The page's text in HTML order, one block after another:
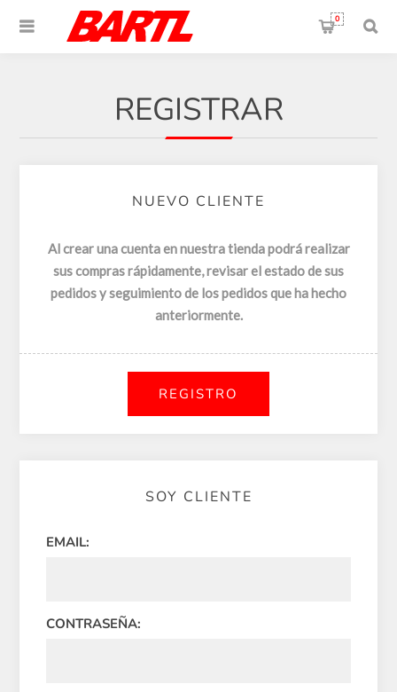
0
REGISTRAR
NUEVO CLIENTE
Al crear una cuenta en nuestra tienda podrá realizar
sus compras rápidamente, revisar el estado de sus
pedidos y seguimiento de los pedidos que ha hecho
anteriormente.
SOY CLIENTE
EMAIL:
CONTRASEÑA: